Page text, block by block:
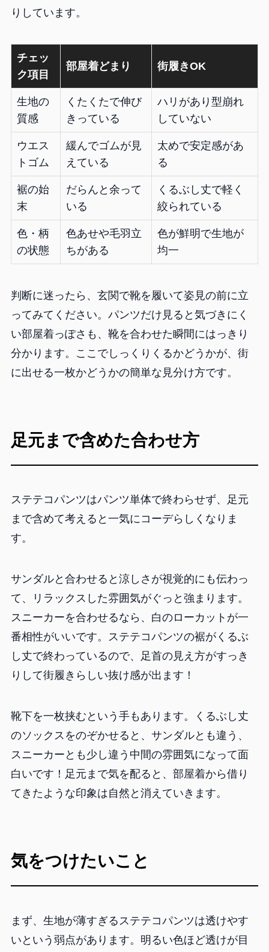
りしています。
チェッ
ク項目
部屋着どまり 街履きOK
生地の
質感
くたくたで伸び
きっている
ハリがあり型崩れ
していない
ウエス
トゴム
緩んでゴムが見
えている
太めで安定感があ
る
裾の始
末
だらんと余って
いる
くるぶし丈で軽く
絞られている
色・柄
の状態
色あせや毛羽立
ちがある
色が鮮明で生地が
均一
判断に迷ったら、玄関で靴を履いて姿見の前に立
ってみてください。パンツだけ見ると気づきにく
い部屋着っぽさも、靴を合わせた瞬間にはっきり
分かります。ここでしっくりくるかどうかが、街
に出せる一枚かどうかの簡単な見分け方です。
足元まで含めた合わせ方
ステテコパンツはパンツ単体で終わらせず、足元
まで含めて考えると一気にコーデらしくなりま
す。
サンダルと合わせると涼しさが視覚的にも伝わっ
て、リラックスした雰囲気がぐっと強まります。
スニーカーを合わせるなら、白のローカットが一
番相性がいいです。ステテコパンツの裾がくるぶ
し丈で終わっているので、足首の見え方がすっき
りして街履きらしい抜け感が出ます！
靴下を一枚挟むという手もあります。くるぶし丈
のソックスをのぞかせると、サンダルとも違う、
スニーカーとも少し違う中間の雰囲気になって面
白いです！足元まで気を配ると、部屋着から借り
てきたような印象は自然と消えていきます。
気をつけたいこと
まず、生地が薄すぎるステテコパンツは透けやす
いという弱点があります。明るい色ほど透けが目